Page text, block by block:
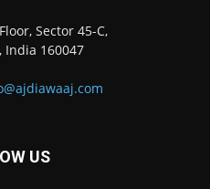
Sector 45-C,
India 160047
US